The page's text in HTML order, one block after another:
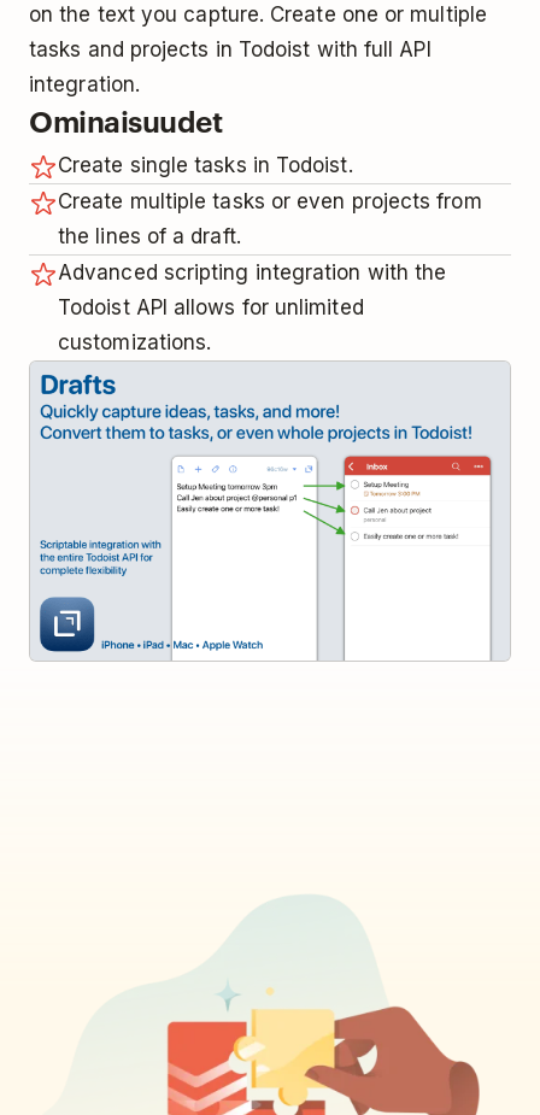
on the text you capture. Create one or multiple
tasks and projects in Todoist with full API
integration.
Ominaisuudet
Create single tasks in Todoist.
Create multiple tasks or even projects from
the lines of a draft.
Advanced scripting integration with the
Todoist API allows for unlimited
customizations.